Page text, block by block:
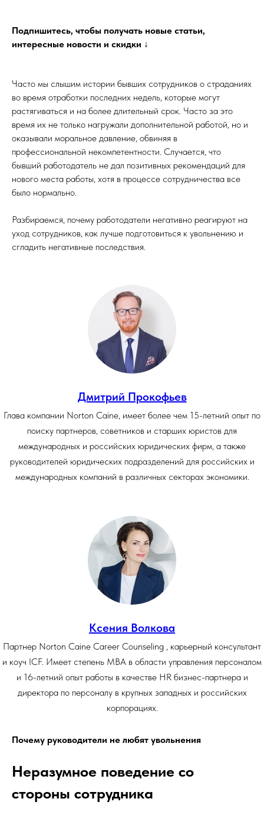
Подпишитесь, чтобы получать новые статьи,
интересные новости и скидки ↓
Часто мы слышим истории бывших сотрудников о страданиях
во время отработки последних недель, которые могут
растягиваться и на более длительный срок. Часто за это
время их не только нагружали дополнительной работой, но и
оказывали моральное давление, обвиняя в
профессиональной некомпетентности. Случается, что
бывший работодатель не дал позитивных рекомендаций для
нового места работы, хотя в процессе сотрудничества все
было нормально.
Разбираемся, почему работодатели негативно реагируют на
уход сотрудников, как лучше подготовиться к увольнению и
сгладить негативные последствия.
Дмитрий Прокофьев
Глава компании Norton Caine, имеет более чем 15-летний опыт по
поиску партнеров, советников и старших юристов для
международных и российских юридических фирм, а также
руководителей юридических подразделений для российских и
международных компаний в различных секторах экономики.
Ксения Волкова
Партнер Norton Caine Career Counseling , карьерный консультант
и коуч ICF. Имеет степень МВА в области управления персоналом
и 16-летний опыт работы в качестве HR бизнес-партнера и
директора по персоналу в крупных западных и российских
корпорациях.
Почему руководители не любят увольнения
Неразумное поведение со
стороны сотрудника